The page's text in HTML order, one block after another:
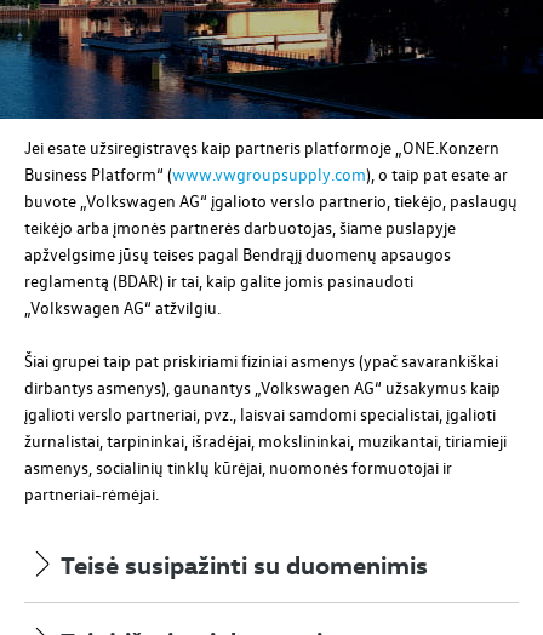
Jei esate užsiregistravęs kaip partneris platformoje „ONE.Konzern
Business Platform“ (www.vwgroupsupply.com), o taip pat esate ar
buvote „ Volkswagen AG“ įgalioto verslo partnerio, tiekėjo, paslaugų
teikėjo arba įmonės partnerės darbuotojas, šiame puslapyje
apžvelgsime jūsų teises pagal Bendrąjį duomenų apsaugos
reglamentą (BDAR) ir tai, kaip galite jomis pasinaudoti
Volkswagen AG“ atžvilgiu.
Šiai grupei taip pat priskiriami fiziniai asmenys (ypač savarankiškai
dirbantys asmenys), gaunantys „ Volkswagen AG“ užsakymus kaip
įgalioti verslo partneriai, pvz., laisvai samdomi specialistai, įgalioti
žurnalistai, tarpininkai, išradėjai, mokslininkai, muzikantai, tiriamieji
asmenys, socialinių tinklų kūrėjai, nuomonės formuotojai ir
partneriai-rėmėjai.
Teisė susipažinti su duomenimis